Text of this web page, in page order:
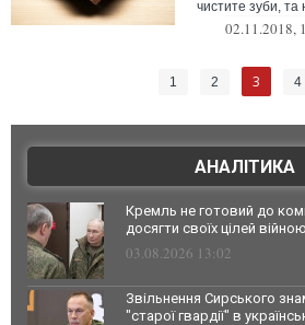
чистите зуби, та
02.11.2018,
1 2 3 4
АНАЛІТИКА
Кремль не готовий до
досягти своїх цілей
03.08.2026 13:02
Звільнення Сирського
"старої гвардії" в